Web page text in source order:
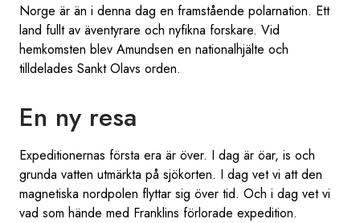
Norge är än i denna dag en framstående polarnation. Ett
land fullt av äventyrare och nyfikna forskare. Vid
hemkomsten blev Amundsen en nationalhjälte och
tilldelades Sankt Olavs orden.
En ny resa
Expeditionernas första era är över. I dag är öar, is och
grunda vatten utmärkta på sjökorten. I dag vet vi att den
magnetiska nordpolen flyttar sig över tid. Och i dag vet vi
vad som hände med Franklins förlorade expedition.